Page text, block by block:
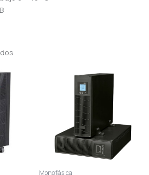
Monofásica